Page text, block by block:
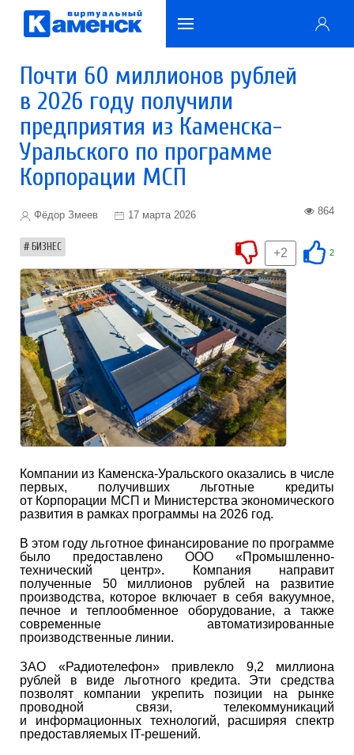
Почти 60 миллионов рублей
в 2026 году получили
предприятия из Каменска-
Уральского по программе
Корпорации МСП
Фёдор Змеев 17 марта 2026 864
БИЗНЕС 2
+2
Компании из Каменска-Уральского оказались в числе
первых, получивших льготные кредиты
от Корпорации МСП и Министерства экономического
развития в рамках программы на 2026 год.
В этом году льготное финансирование по программе
было предоставлено ООО «Промышленно-
технический центр». Компания направит
полученные 50 миллионов рублей на развитие
производства, которое включает в себя вакуумное,
печное и теплообменное оборудование, а также
современные автоматизированные
производственные линии.
ЗАО «Радиотелефон» привлекло 9,2 миллиона
рублей в виде льготного кредита. Эти средства
позволят компании укрепить позиции на рынке
проводной связи, телекоммуникаций
и информационных технологий, расширяя спектр
предоставляемых IT-решений.